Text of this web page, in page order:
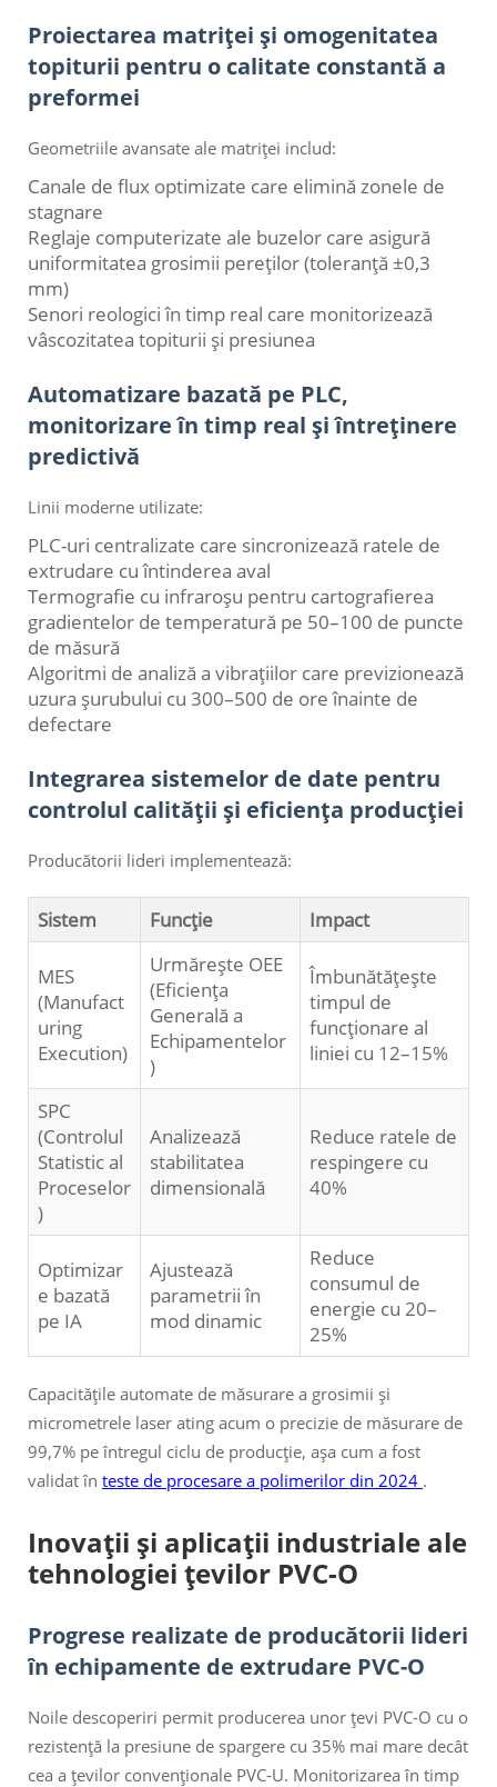
Proiectarea matriței și omogenitatea
topiturii pentru o calitate constantă a
preformei
Geometriile avansate ale matriței includ:
Canale de flux optimizate care elimină zonele de
stagnare
Reglaje computerizate ale buzelor care asigură
uniformitatea grosimii pereților (toleranță ±0,3
mm)
Senori reologici în timp real care monitorizează
vâscozitatea topiturii și presiunea
Automatizare bazată pe PLC,
monitorizare în timp real și întreținere
predictivă
Linii moderne utilizate:
PLC-uri centralizate care sincronizează ratele de
extrudare cu întinderea aval
Termografie cu infraroșu pentru cartografierea
gradientelor de temperatură pe 50–100 de puncte
de măsură
Algoritmi de analiză a vibrațiilor care previzionează
uzura șurubului cu 300–500 de ore înainte de
defectare
Integrarea sistemelor de date pentru
controlul calității și eficiența producției
Producătorii lideri implementează:
Sistem Funcție Impact
MES
(Manufact
uring
Execution)
Urmărește OEE
(Eficiența
Generală a
Echipamentelor
)
Îmbunătățește
timpul de
funcționare al
liniei cu 12–15%
SPC
(Controlul
Statistic al
Proceselor
)
Analizează
stabilitatea
dimensională
Reduce ratele de
respingere cu
40%
Optimizar
e bazată
pe IA
Ajustează
parametrii în
mod dinamic
Reduce
consumul de
energie cu 20–
25%
Capacitățile automate de măsurare a grosimii și
micrometrele laser ating acum o precizie de măsurare de
99,7% pe întregul ciclu de producție, așa cum a fost
validat în teste de procesare a polimerilor din 2024 .
Inovații și aplicații industriale ale
tehnologiei țevilor PVC-O
Progrese realizate de producătorii lideri
în echipamente de extrudare PVC-O
Noile descoperiri permit producerea unor țevi PVC-O cu o
rezistență la presiune de spargere cu 35% mai mare decât
cea a țevilor convenționale PVC-U. Monitorizarea în timp